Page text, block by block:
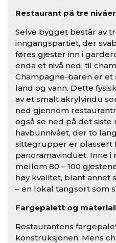
Restaurant på tre nivåer
Selve bygget består av
inngangspartiet, der
føres gjester inn i
enda et nivå ned, til
Champagne-baren er
land og vann. Dette
av et smalt akrylvindu
ned gjennom
også se ned på det siste
havbunnivået, der to
sittegrupper er plassert
panoramavinduet. Inne i
mellom 80 – 100
høy kvalitet, blant annet
– en lokal tangsort som
Fargepalett og
Restaurantens
konstruksjonen. Mens